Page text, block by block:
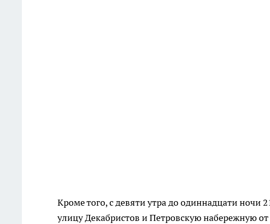
Кроме того, с девяти утра до одиннадцати ночи
улицу Декабристов и Петровскую набережную